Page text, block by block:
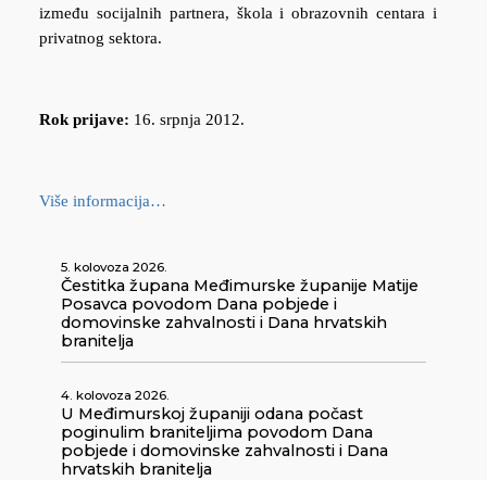
između socijalnih partnera, škola i obrazovnih centara i
privatnog sektora.
Rok prijave: 16. srpnja 2012.
Više informacija…
5. kolovoza 2026.
Čestitka župana Međimurske županije Matije
Posavca povodom Dana pobjede i
domovinske zahvalnosti i Dana hrvatskih
branitelja
4. kolovoza 2026.
U Međimurskoj županiji odana počast
poginulim braniteljima povodom Dana
pobjede i domovinske zahvalnosti i Dana
hrvatskih branitelja